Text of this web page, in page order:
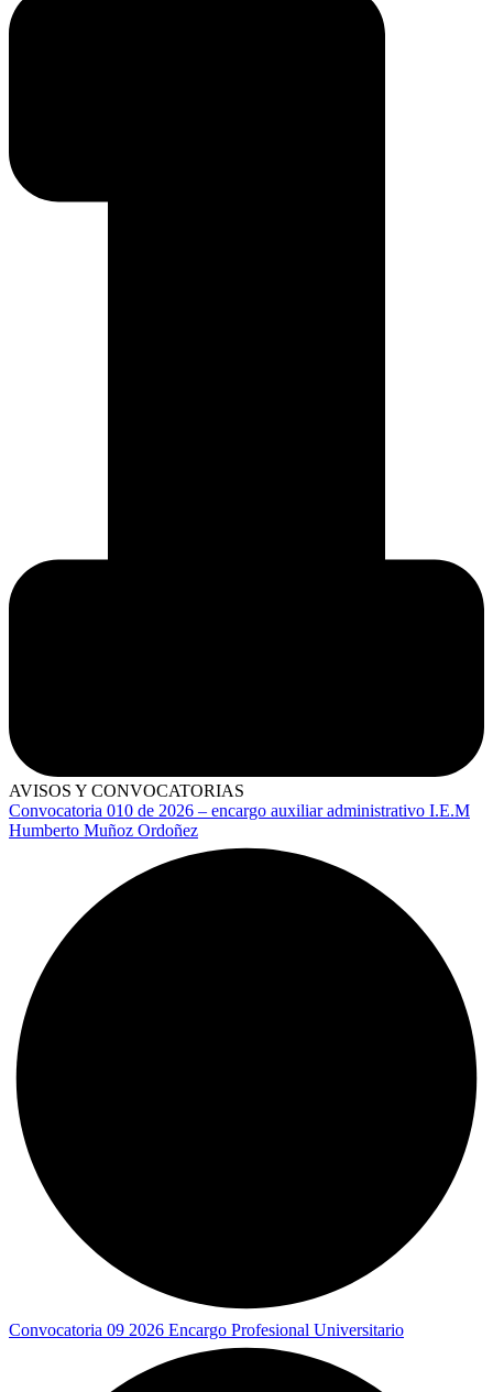
AVISOS Y CONVOCATORIAS
Convocatoria 010 de 2026 – encargo auxiliar administrativo I.E.M
Humberto Muñoz Ordoñez
Convocatoria 09 2026 Encargo Profesional Universitario